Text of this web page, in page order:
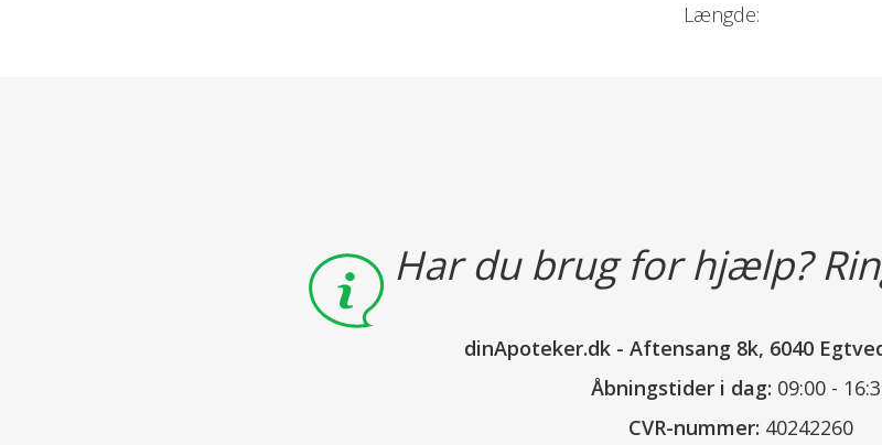
Længde:
på fotoet.
Læs mere
Har du brug for hjælp?
dinApoteker.dk- Aftensang 8k, 6040
Åbningstider i dag: 09:00 -
CVR-nummer: 40242260